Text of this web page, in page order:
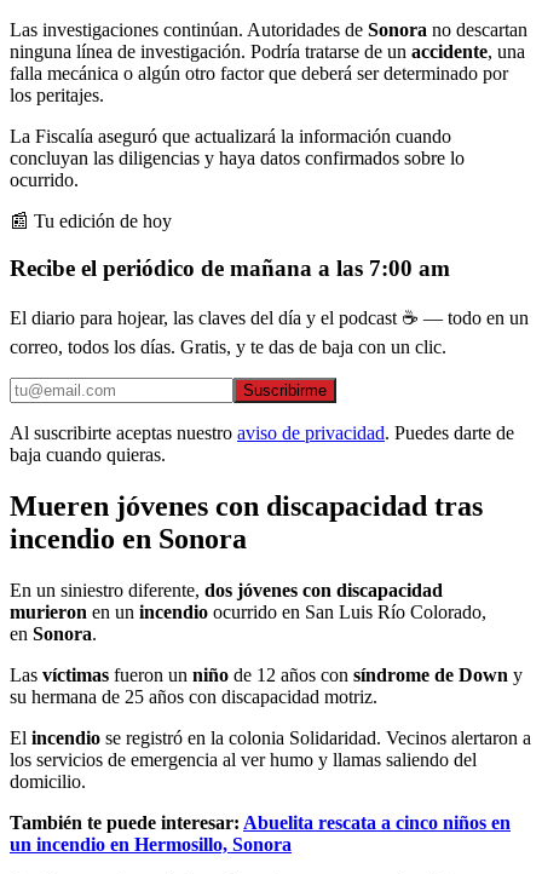
Las investigaciones continúan. Autoridades de Sonora no descartan
ninguna línea de investigación. Podría tratarse de un accidente, una
falla mecánica o algún otro factor que deberá ser determinado por
los peritajes.
La Fiscalía aseguró que actualizará la información cuando
concluyan las diligencias y haya datos confirmados sobre lo
ocurrido.
📰 Tu edición de hoy
Recibe el periódico de mañana a las 7:00 am
El diario para hojear, las claves del día y el podcast ☕ — todo en un
correo, todos los días. Gratis, y te das de baja con un clic.
Suscribirme
Al suscribirte aceptas nuestro aviso de privacidad. Puedes darte de
baja cuando quieras.
Mueren jóvenes con discapacidad tras
incendio en Sonora
En un siniestro diferente, dos jóvenes con discapacidad
murieron en un incendio ocurrido en San Luis Río Colorado,
en Sonora.
Las víctimas fueron un niño de 12 años con síndrome de Down y
su hermana de 25 años con discapacidad motriz.
El incendio se registró en la colonia Solidaridad. Vecinos alertaron a
los servicios de emergencia al ver humo y llamas saliendo del
domicilio.
También te puede interesar: Abuelita rescata a cinco niños en
un incendio en Hermosillo, Sonora